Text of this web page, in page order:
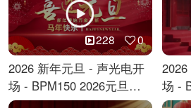
228 0
2026 新年元旦 - 声光电开
场 - BPM150 2026元旦跨
年倒计时
场 -
年